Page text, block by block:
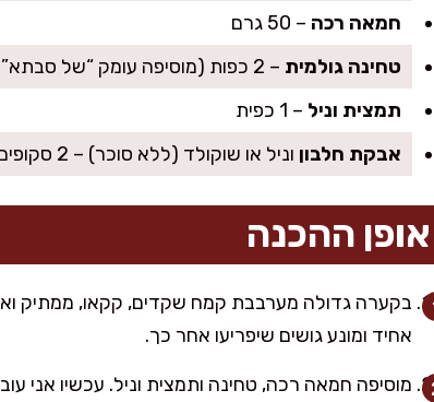
חמאה רכה – 50 גרם
טחינה גולמית – 2 כפות (מוסיפה עומק “של סבתא” בלי שאף אחד מנחש)
תמצית וניל – 1 כפית
אבקת חלבון וניל או שוקולד (ללא סוכר) – 2 סקופים (כ-50–60 גרם)
אופן ההכנה
בקערה גדולה מערבבת קמח שקדים, קקאו, ממתיק
אחיד ומונע גושים שיפריעו אחר כך.
מוסיפה חמאה רכה, טחינה ותמצית וניל. עכשיו אני